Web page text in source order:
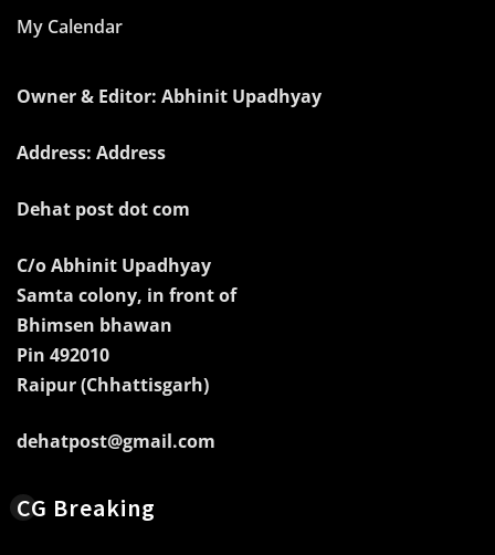
My Calendar
Owner & Editor: Abhinit Upadhyay
Address: Address
Dehat post dot com
C/o Abhinit Upadhyay
Samta colony, in front of
Bhimsen bhawan
Pin 492010
Raipur (Chhattisgarh)
dehatpost@gmail.com
CG Breaking